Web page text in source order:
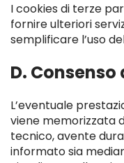
I cookies di terze
fornire ulteriori
semplificare l’uso
D.
L’eventuale
viene memorizzata
tecnico, avente
informato sia